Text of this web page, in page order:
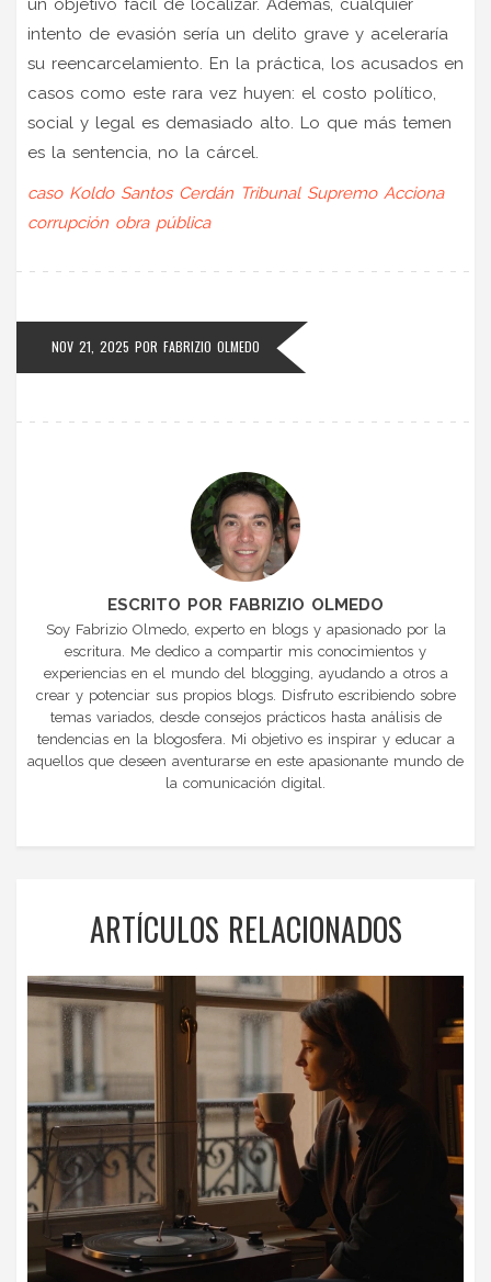
un objetivo fácil de localizar. Además, cualquier
intento de evasión sería un delito grave y aceleraría
su reencarcelamiento. En la práctica, los acusados en
casos como este rara vez huyen: el costo político,
social y legal es demasiado alto. Lo que más temen
es la sentencia, no la cárcel.
caso Koldo Santos Cerdán Tribunal Supremo Acciona
corrupción obra pública
NOV 21, 2025 POR FABRIZIO OLMEDO
ESCRITO POR FABRIZIO OLMEDO
Soy Fabrizio Olmedo, experto en blogs y apasionado por la
escritura. Me dedico a compartir mis conocimientos y
experiencias en el mundo del blogging, ayudando a otros a
crear y potenciar sus propios blogs. Disfruto escribiendo sobre
temas variados, desde consejos prácticos hasta análisis de
tendencias en la blogosfera. Mi objetivo es inspirar y educar a
aquellos que deseen aventurarse en este apasionante mundo de
la comunicación digital.
ARTÍCULOS RELACIONADOS